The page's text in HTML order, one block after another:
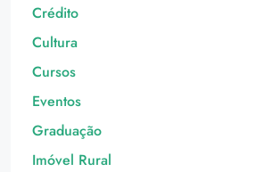
Crédito
Cultura
Cursos
Eventos
Graduação
Imóvel Rural